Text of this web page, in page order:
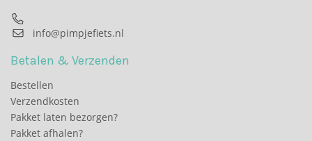
info@pimpjefiets.nl
Betalen & Verzenden
Bestellen
Verzendkosten
Pakket laten bezorgen?
Pakket afhalen?